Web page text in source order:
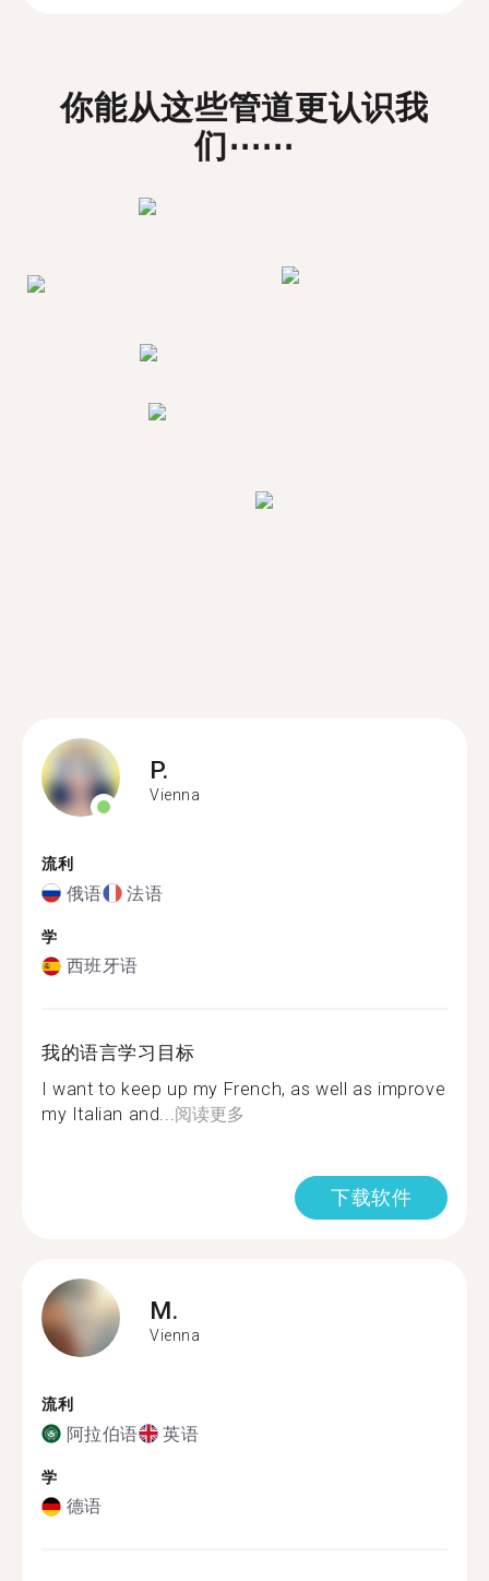
你能从这些管道更认识我
们⋯⋯
P.
Vienna
流利
俄语 法语
学
西班牙语
我的语言学习目标
I want to keep up my French, as well as improve
my Italian and...阅读更多
下载软件
M.
Vienna
流利
阿拉伯语 英语
学
德语